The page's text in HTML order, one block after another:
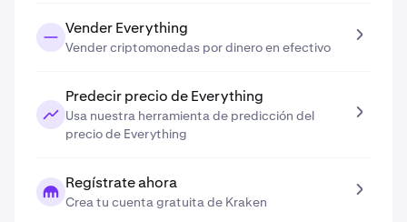
Vender Everything
Vender criptomonedas por dinero en efectivo
Predecir precio de Everything
Usa nuestra herramienta de predicción del
precio de Everything
Regístrate ahora
Crea tu cuenta gratuita de Kraken